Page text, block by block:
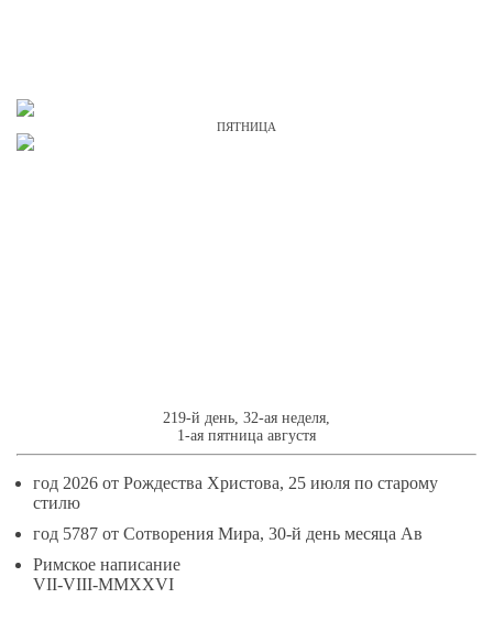
ПЯТНИЦА
219-й день, 32-ая неделя,
1-ая пятница августя
год 2026 от Рождества Христова, 25 июля по старому
стилю
год 5787 от Сотворения Мира, 30-й день месяца Ав
Римское написание
VII-VIII-MMXXVI